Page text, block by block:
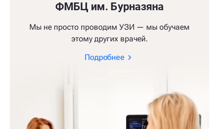
ФМБЦ им. Бурназяна
Мы не просто проводим УЗИ — мы обучаем
этому других врачей.
Подробнее